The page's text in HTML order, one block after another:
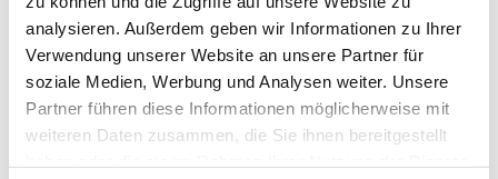
analysieren. Außerdem geben wir Informationen zu Ihrer
Verwendung unserer Website an unsere Partner für
soziale Medien, Werbung und Analysen weiter. Unsere
Partner führen diese Informationen möglicherweise mit
weiteren Daten zusammen, die Sie ihnen bereitgestellt